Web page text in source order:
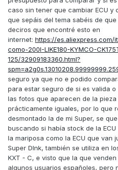
caso sin tener que cambiar ECU y
que sepáis del tema sabéis de
deciros que encontré esto en
internet: https://es.aliexpress.com/
como-200I-LIKE180-KYMCO-
125/32909183360.html?
seguro ya que no e podido
para estar seguro de si es valida
las fotos que aparecen de la
prácticamente iguales, por lo que
desmontado la de mi Super, se
buscando si había stock de la
la mariposa como la ECU que van
Super DInk, también se utiliza en
KXT - C, e visto que la que
algunos usuarios españoles, pero